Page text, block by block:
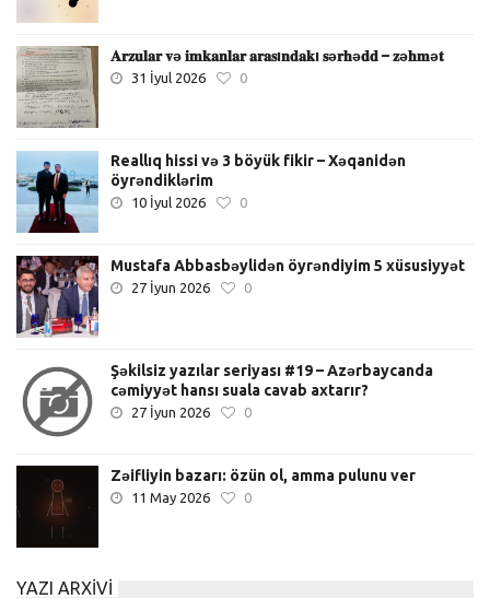
𝐀𝐫𝐳𝐮𝐥𝐚𝐫 𝐯ə 𝐢𝐦𝐤𝐚𝐧𝐥𝐚𝐫 𝐚𝐫𝐚𝐬ı𝐧𝐝𝐚𝐤ı 𝐬ə𝐫𝐡ə𝐝𝐝 – 𝐳ə𝐡𝐦ə𝐭
31 İyul 2026 0
Reallıq hissi və 3 böyük fikir – Xəqanidən
öyrəndiklərim
10 İyul 2026 0
Mustafa Abbasbəylidən öyrəndiyim 5 xüsusiyyət
27 İyun 2026 0
Şəkilsiz yazılar seriyası #19 – Azərbaycanda
cəmiyyət hansı suala cavab axtarır?
27 İyun 2026 0
Zəifliyin bazarı: özün ol, amma pulunu ver
11 May 2026 0
YAZI ARXIVI